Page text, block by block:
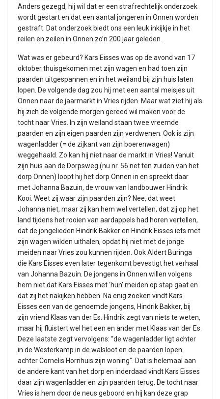
Anders gezegd, hij wil dat er een strafrechtelijk onderzoek
wordt gestart en dat een aantal jongeren in Onnen worden
gestraft. Dat onderzoek biedt ons een leuk inkijkje in het
reilen en zeilen in Onnen zo’n 200 jaar geleden.
Wat was er gebeurd? Kars Eisses was op de avond van 17
oktober thuisgekomen met zijn wagen en had toen zijn
paarden uitgespannen en in het weiland bij zijn huis laten
lopen. De volgende dag zou hij met een aantal meisjes uit
Onnen naar de jaarmarkt in Vries rijden. Maar wat ziet hij als
hij zich de volgende morgen gereed wil maken voor de
tocht naar Vries. In zijn weiland staan twee vreemde
paarden en zijn eigen paarden zijn verdwenen. Ook is zijn
wagenladder (= de zijkant van zijn boerenwagen)
weggehaald. Zo kan hij niet naar de markt in Vries! Vanuit
zijn huis aan de Dorpsweg (nu nr. 56 net ten zuiden van het
dorp Onnen) loopt hij het dorp Onnen in en spreekt daar
met Johanna Bazuin, de vrouw van landbouwer Hindrik
Kooi. Weet zij waar zijn paarden zijn? Nee, dat weet
Johanna niet, maar zij kan hem wel vertellen, dat zij op het
land tijdens het rooien van aardappels had horen vertellen,
dat de jongelieden Hindrik Bakker en Hindrik Eisses iets met
zijn wagen wilden uithalen, opdat hij niet met de jonge
meiden naar Vries zou kunnen rijden. Ook Aldert Buringa
die Kars Eisses even later tegenkomt bevestigt het verhaal
van Johanna Bazuin. De jongens in Onnen willen volgens
hem niet dat Kars Eisses met ‘hun’ meiden op stap gaat en
dat zij het nakijken hebben. Na enig zoeken vindt Kars
Eisses een van de genoemde jongens, Hindrik Bakker, bij
zijn vriend Klaas van der Es. Hindrik zegt van niets te weten,
maar hij fluistert wel het een en ander met Klaas van der Es.
Deze laatste zegt vervolgens: “de wagenladder ligt achter
in de Westerkamp in de walsloot en de paarden lopen
achter Cornelis Hornhuis zijn woning”. Dat is helemaal aan
de andere kant van het dorp en inderdaad vindt Kars Eisses
daar zijn wagenladder en zijn paarden terug. De tocht naar
Vries is hem door de neus geboord en hij kan deze grap